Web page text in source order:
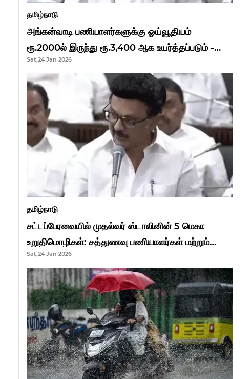
தமிழ்நாடு
அங்கன்வாடி பணியாளர்களுக்கு ஓய்வூதியம்
ரூ.2000ல் இருந்து ரூ.3,400 ஆக உயர்த்தப்படும் -
முதல்வர் மு.க.ஸ்டாலின்..!
Sat,24 Jan 2026
தமிழ்நாடு
சட்டப்பேரவையில் முதல்வர் ஸ்டாலினின் 5 மெகா
உறுதிமொழிகள்: சத்துணவு பணியாளர்கள் மற்றும்
ஆசிரியர்களுக்கு ஜாக்பாட்!
Sat,24 Jan 2026